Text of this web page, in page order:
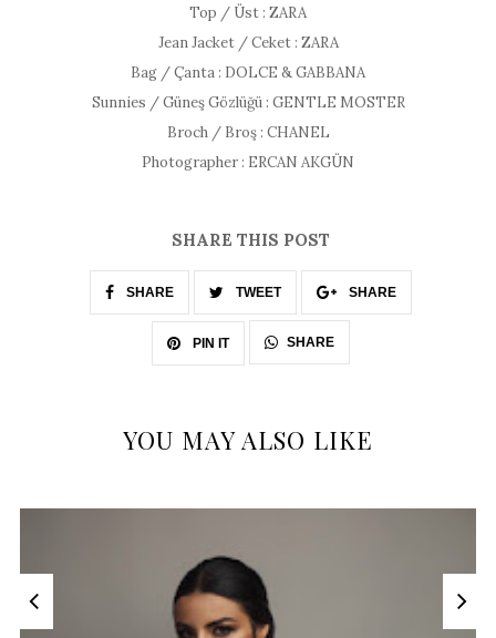
Top / Üst : ZARA
Jean Jacket / Ceket : ZARA
Bag / Çanta : DOLCE & GABBANA
Sunnies / Güneş Gözlüğü : GENTLE MOSTER
Broch / Broş : CHANEL
Photographer : ERCAN AKGÜN
SHARE THIS POST
SHARE TWEET SHARE
PIN IT SHARE
YOU MAY ALSO LIKE